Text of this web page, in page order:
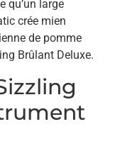
qu’un large
crée mien
de pomme
Brûlant Deluxe.